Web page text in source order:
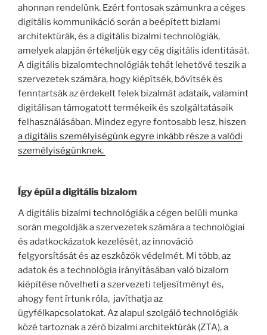
ahonnan rendelünk. Ezért fontosak számunkra a céges
digitális kommunikáció során a beépített bizlami
architektúrák, és a digitális bizalmi technológiák,
amelyek alapján értékeljük egy cég digitális identitását.
A digitális bizalomtechnológiák tehát lehetővé teszik a
szervezetek számára, hogy kiépítsék, bővítsék és
fenntartsák az érdekelt felek bizalmát adataik, valamint
digitálisan támogatott termékeik és szolgáltatásaik
felhasználásában. Mindez egyre fontosabb lesz, hiszen
a digitális személyiségünk egyre inkább része a valódi
személyiségünknek.
Így épül a digitális bizalom
A digitális bizalmi technológiák a cégen belüli munka
során megoldják a szervezetek számára a technológiai
és adatkockázatok kezelését, az innováció
felgyorsítását és az eszközök védelmét. Mi több, az
adatok és a technológia irányításában való bizalom
kiépítése növelheti a szervezeti teljesítményt és,
ahogy fent írtunk róla, javíthatja az
ügyfélkapcsolatokat. Az alapul szolgáló technológiák
közé tartoznak a zéró bizalmi architektúrák (ZTA), a